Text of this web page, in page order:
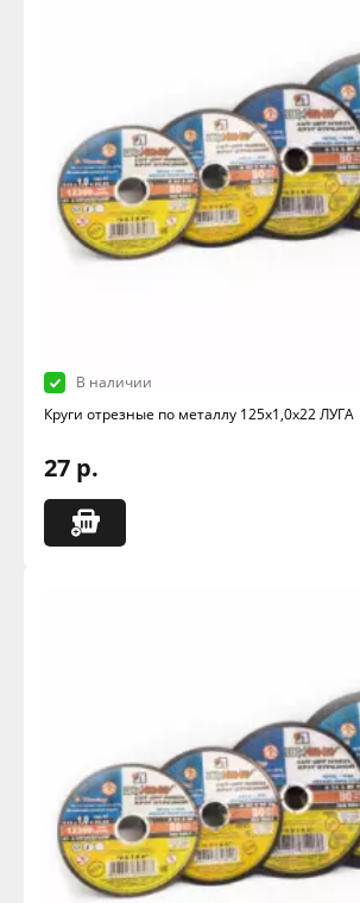
В наличии
Круги отрезные по металлу 125х1,0х22 ЛУГА
27 р.